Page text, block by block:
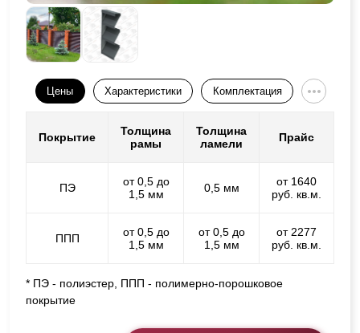
Цены Характеристики Комплектация
Покрытие
Толщина
рамы
Толщина
ламели
Прайс
ПЭ
от 0,5 до
1,5 мм
0,5 мм
от 1640
руб. кв.м.
ППП
от 0,5 до
1,5 мм
от 0,5 до
1,5 мм
от 2277
руб. кв.м.
* ПЭ - полиэстер, ППП - полимерно-порошковое
покрытие